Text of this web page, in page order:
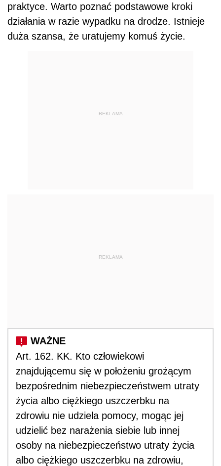
praktyce. Warto poznać podstawowe kroki
działania w razie wypadku na drodze. Istnieje
duża szansa, że uratujemy komuś życie.
REKLAMA
REKLAMA
Art. 162. KK. Kto człowiekowi
znajdującemu się w położeniu grożącym
bezpośrednim niebezpieczeństwem utraty
życia albo ciężkiego uszczerbku na
zdrowiu nie udziela pomocy, mogąc jej
udzielić bez narażenia siebie lub innej
osoby na niebezpieczeństwo utraty życia
albo ciężkiego uszczerbku na zdrowiu,